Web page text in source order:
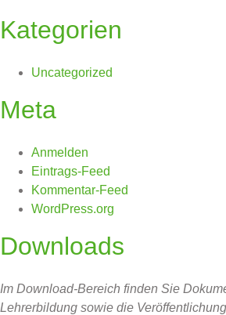
Kategorien
Uncategorized
Meta
Anmelden
Eintrags-Feed
Kommentar-Feed
WordPress.org
Downloads
Im Download-Bereich finden Sie
Lehrerbildung sowie die